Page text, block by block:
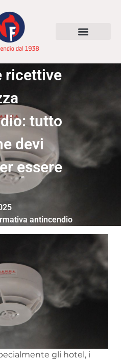
ricettive
tutto
devi
essere
antincendio
gli hotel, i